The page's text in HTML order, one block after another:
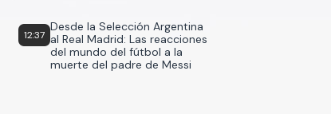
12:37
Desde la Selección Argentina
al Real Madrid: Las reacciones
del mundo del fútbol a la
muerte del padre de Messi